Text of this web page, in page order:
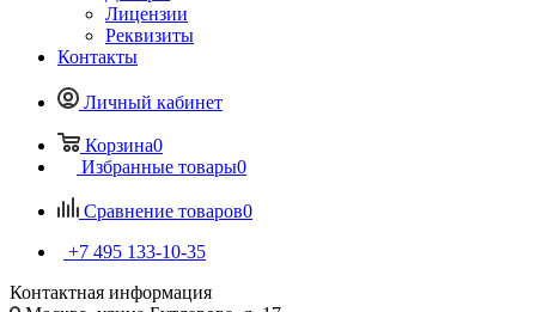
Лицензии
Реквизиты
Контакты
Личный кабинет
Корзина0
Избранные товары0
Сравнение товаров0
+7 495 133-10-35
Контактная информация